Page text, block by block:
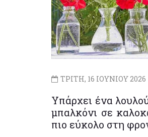
ΤΡΙΤΗ, 16 ΙΟΥΝΙΟΥ 2026
Υπάρχει ένα
μπαλκόνι σε
πιο εύκολο στη